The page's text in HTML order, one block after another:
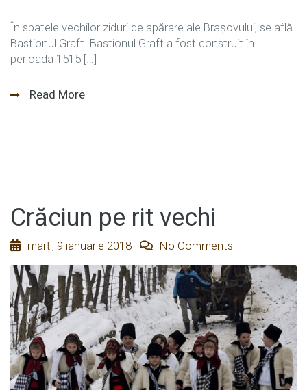
În spatele vechilor ziduri de apărare ale Brașovului, se află
Bastionul Graft. Bastionul Graft a fost construit în
perioada 1515 […]
Read More
Crăciun pe rit vechi
marți, 9 ianuarie 2018 No Comments